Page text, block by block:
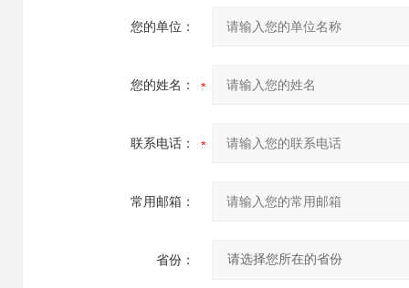
您的单位：
您的姓名：
联系电话：
常用邮箱：
省份：